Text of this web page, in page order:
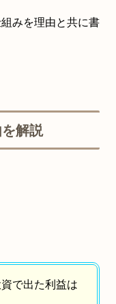
みを理由と共に書
解説
で出た利益は